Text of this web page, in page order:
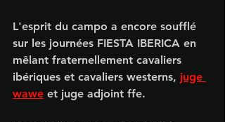
L'esprit du campo a encore soufflé
sur les journées FIESTA IBERICA en
mêlant fraternellement cavaliers
ibériques et cavaliers westerns, juge
wawe et juge adjoint ffe.